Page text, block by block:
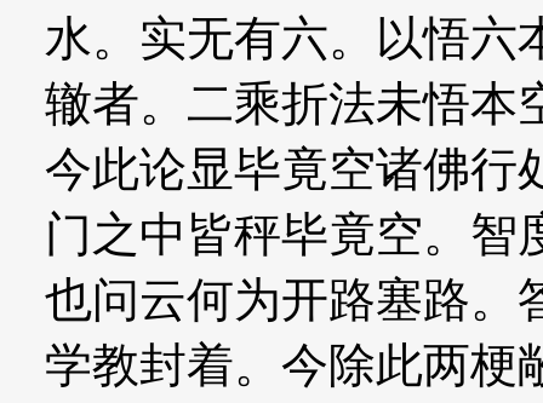
水。实无有六。以悟六
辙者。二乘折法未悟本
今此论显毕竟空诸佛行
门之中皆秤毕竟空。智
也问云何为开路塞路。
学教封着。今除此两梗